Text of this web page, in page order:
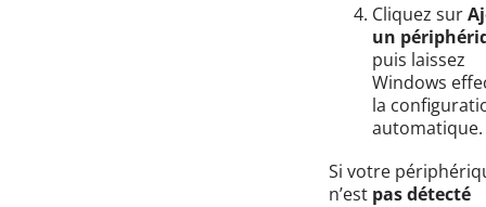
Cliquez sur
un
puis laissez
Windows
la
automatique.
Si votre
n’est pas détecté